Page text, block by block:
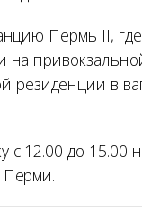
Пермь II, где
на
в
12.00 до 15.00
Перми.